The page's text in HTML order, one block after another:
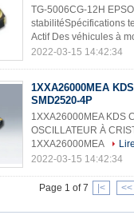
TG-5006CG-12H
stabilitéSpécifications
Actif Des véhicules à
2022-03-15 14:42:34
1XXA26000MEA
SMD2520-4P
1XXA26000MEA KDS
OSCILLATEUR À
1XXA26000MEA
2022-03-15 14:42:34
Page 1 of 7 |< <<